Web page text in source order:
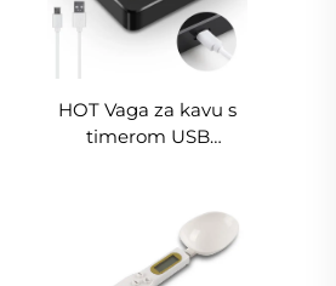
HOT Vaga za kavu s
timerom USB
vaga OEM podrška
LED vaga za hranu